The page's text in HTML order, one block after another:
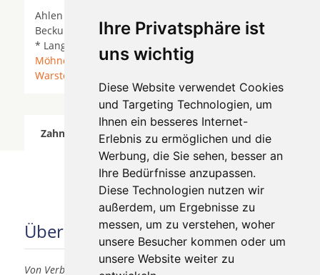
Ihre Privatsphäre ist
uns wichtig
Diese Website verwendet Cookies
und Targeting Technologien, um
Ihnen ein besseres Internet-
Erlebnis zu ermöglichen und die
Werbung, die Sie sehen, besser an
Ihre Bedürfnisse anzupassen.
Diese Technologien nutzen wir
außerdem, um Ergebnisse zu
messen, um zu verstehen, woher
unsere Besucher kommen oder um
unsere Website weiter zu
Ahlen *
Beckum * Büren *Ense *Erwitte * Geseke * Hamm
* Langenberg *
Lippetal* Lippstadt
Möhnesee
* Oelde *Rüthen*Soest
Warstein
Zahnärzte für Zahnimplantete in Bad Sassendorf
wurde am 07 August 2026 aktualisiert.
Über uns
Von Verbrauchern für Verbraucher